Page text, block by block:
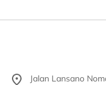
Jalan Lansano